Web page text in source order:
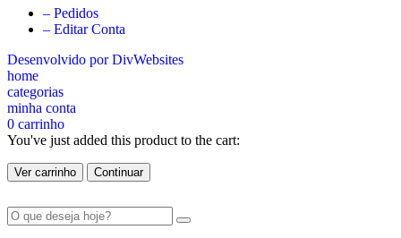
– Pedidos
– Editar Conta
Desenvolvido por DivWebsites
home
categorias
minha conta
0 carrinho
You've just added this product to the cart:
Ver carrinho Continuar